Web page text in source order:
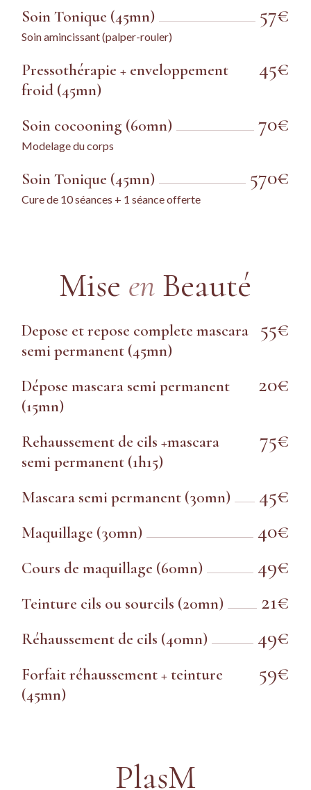
Soin Tonique (45mn) 57€
Soin amincissant (palper-rouler)
Pressothérapie + enveloppement
froid (45mn)
45€
Soin cocooning (60mn) 70€
Modelage du corps
Soin Tonique (45mn) 570€
Cure de 10 séances + 1 séance offerte
Mise en Beauté
Depose et repose complete mascara
semi permanent (45mn)
55€
Dépose mascara semi permanent
(15mn)
20€
Rehaussement de cils +mascara
semi permanent (1h15)
75€
Mascara semi permanent (30mn) 45€
Maquillage (30mn) 40€
Cours de maquillage (60mn) 49€
Teinture cils ou sourcils (20mn) 21€
Réhaussement de cils (40mn) 49€
Forfait réhaussement + teinture
(45mn)
59€
PlasM